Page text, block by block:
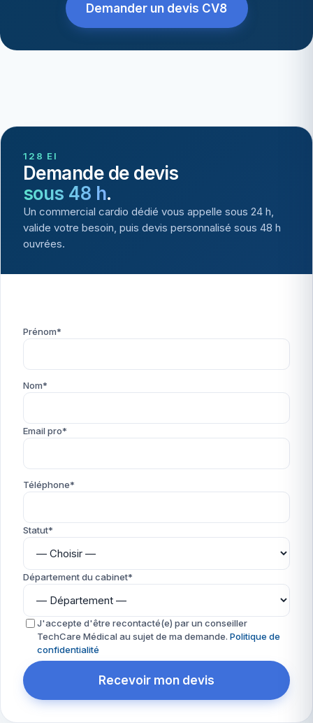
Demander un devis CV8
128 EI
Demande de devis
sous 48 h.
Un commercial cardio dédié vous appelle sous 24 h,
valide votre besoin, puis devis personnalisé sous 48 h
ouvrées.
Prénom*
Nom*
Email pro*
Téléphone*
Statut*
Département du cabinet*
J'accepte d'être recontacté(e) par un conseiller
TechCare Médical au sujet de ma demande. Politique de
confidentialité
Recevoir mon devis